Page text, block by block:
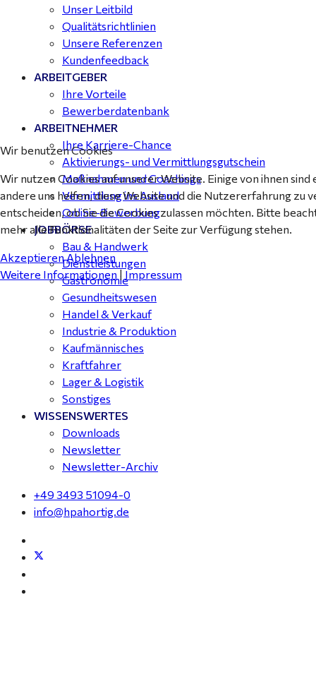
Unser Leitbild
Qualitätsrichtlinien
Unsere Referenzen
Kundenfeedback
ARBEITGEBER
Ihre Vorteile
Bewerberdatenbank
ARBEITNEHMER
Ihre Karriere-Chance
Aktivierungs- und Vermittlungsgutschein
Maßnahmen und Coachings
Vermittlung ins Ausland
Online-Bewerbung
JOBBÖRSE
Bau & Handwerk
Dienstleistungen
Gastronomie
Gesundheitswesen
Handel & Verkauf
Industrie & Produktion
Kaufmännisches
Kraftfahrer
Lager & Logistik
Sonstiges
WISSENSWERTES
Downloads
Newsletter
Newsletter-Archiv
+49 3493 51094-0
info@hpahortig.de
Wir benutzen Cookies
Wir nutzen Cookies auf unserer Website. Einige von ihnen
andere uns helfen, diese Website und die Nutzererfahrung zu
entscheiden, ob Sie die Cookies zulassen möchten. Bitte
mehr alle Funktionalitäten der Seite zur Verfügung stehen.
AkzeptierenAblehnen
Weitere Informationen | Impressum